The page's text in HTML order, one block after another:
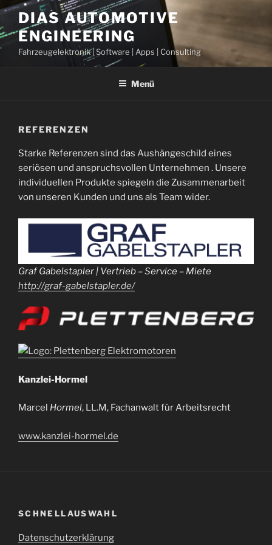
Zum
Inhalt
springen
DIAS AUTOMOTIVE
ENGINEERING
Fahrzeugelektronik | Software | Apps | Consulting
Menü
REFERENZEN
Starke Referenzen sind das Aushängeschild eines
seriösen und anspruchsvollen Unternehmen . Unsere
individuellen Produkte spiegeln die Zusammenarbeit
von unseren Kunden und uns als Team wider.
Graf Gabelstapler | Vertrieb – Service – Miete
http://graf-gabelstapler.de/
Kanzlei-Hormel
Marcel Hormel, LL.M, Fachanwalt für Arbeitsrecht
www.kanzlei-hormel.de
SCHNELLAUSWAHL
Datenschutzerklärung